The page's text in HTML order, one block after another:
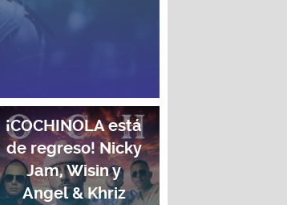
¡COCHINOLA está
de regreso! Nicky
Jam, Wisin y
Angel & Khriz